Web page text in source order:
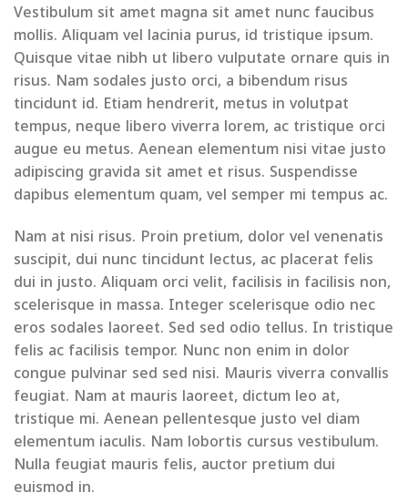
Vestibulum sit amet magna sit amet nunc faucibus
mollis. Aliquam vel lacinia purus, id tristique ipsum.
Quisque vitae nibh ut libero vulputate ornare quis in
risus. Nam sodales justo orci, a bibendum risus
tincidunt id. Etiam hendrerit, metus in volutpat
tempus, neque libero viverra lorem, ac tristique orci
augue eu metus. Aenean elementum nisi vitae justo
adipiscing gravida sit amet et risus. Suspendisse
dapibus elementum quam, vel semper mi tempus ac.
Nam at nisi risus. Proin pretium, dolor vel venenatis
suscipit, dui nunc tincidunt lectus, ac placerat felis
dui in justo. Aliquam orci velit, facilisis in facilisis non,
scelerisque in massa. Integer scelerisque odio nec
eros sodales laoreet. Sed sed odio tellus. In tristique
felis ac facilisis tempor. Nunc non enim in dolor
congue pulvinar sed sed nisi. Mauris viverra convallis
feugiat. Nam at mauris laoreet, dictum leo at,
tristique mi. Aenean pellentesque justo vel diam
elementum iaculis. Nam lobortis cursus vestibulum.
Nulla feugiat mauris felis, auctor pretium dui
euismod in.